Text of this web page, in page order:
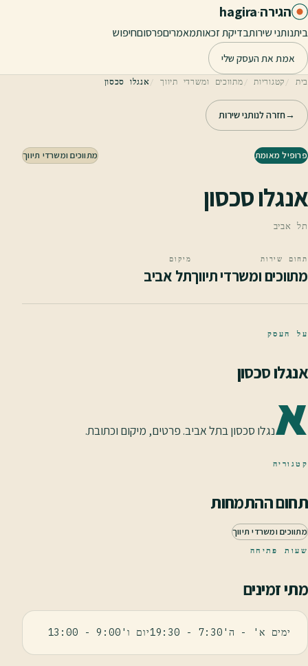
דלג לתוכן הראשי
הגירה·
hagira
ביתנותני שירותבדיקת זכאותמאמריםפרסוםחיפוש
אמת את העסק שלי
בית קטגוריות מתווכים ומשרדי תיווך אנגלו סכסון
→חזרה לנותני שירות
פרופיל מאומת מתווכים ומשרדי תיווך
אנגלו סכסון
תל אביב
תחום שירות
מתווכים ומשרדי תיווך
מיקום
תל אביב
על העסק
אנגלו סכסון
אנגלו סכסון בתל אביב. פרטים, מיקום וכתובת.
קטגוריה
תחום ההתמחות
מתווכים ומשרדי תיווך
שעות פתיחה
מתי זמינים
ימים א' - ה'7:30 - 19:30יום ו'9:00 - 13:00